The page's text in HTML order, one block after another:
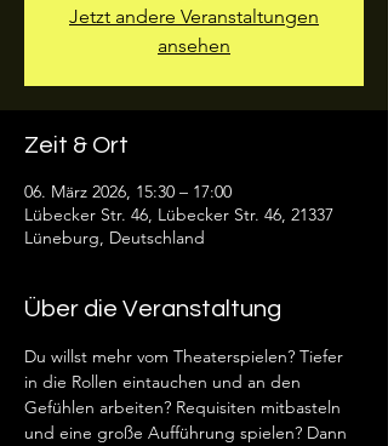
Jetzt andere Veranstaltungen
ansehen
Zeit & Ort
06. März 2026, 15:30 – 17:00
Lübecker Str. 46, Lübecker Str. 46, 21337
Lüneburg, Deutschland
Über die Veranstaltung
Du willst mehr vom Theaterspielen? Tiefer
in die Rollen eintauchen und an den
Gefühlen arbeiten? Requisiten mitbasteln
und eine große Aufführung spielen? Dann